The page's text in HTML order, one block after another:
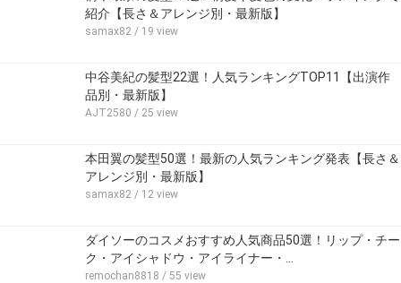
紹介【長さ＆アレンジ別・最新版】
samax82 / 19 view
中谷美紀の髪型22選！人気ランキングTOP11【出演作
品別・最新版】
AJT2580 / 25 view
本田翼の髪型50選！最新の人気ランキング発表【長さ＆
アレンジ別・最新版】
samax82 / 12 view
ダイソーのコスメおすすめ人気商品50選！リップ・チー
ク・アイシャドウ・アイライナー・…
remochan8818 / 55 view